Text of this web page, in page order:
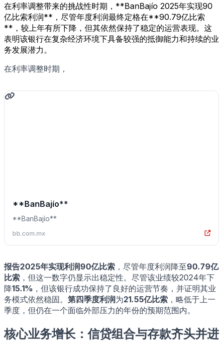
在利率调整带来的挑战性时期，**BanBajío 2025年实现90
亿比索利润**，尽管年度利润最终定格在**90.79亿比索
**，较上年有所下降，但其依然保持了稳定的运营表现。这
表明该银行在复杂经济环境下具备较强的抵御能力和持续的业
务发展潜力。
在利率调整时期，
**BanBajío**
**BanBajío**
bb.com.mx
报告2025年实现利润90亿比索 ，尽管年度利润降至90.79亿
比索 ，但这一数字仍显示出稳定性。尽管该业绩较2024年下
降15.1% ，但该银行成功保持了良好的运营节奏，并证明其业
务模式依然稳固。 第四季度利润为21.55亿比索 ，略低于上一
季度，但仍在一个面临外部压力的年份的预期范围内。
核心业务增长：信贷组合与存款齐头并进